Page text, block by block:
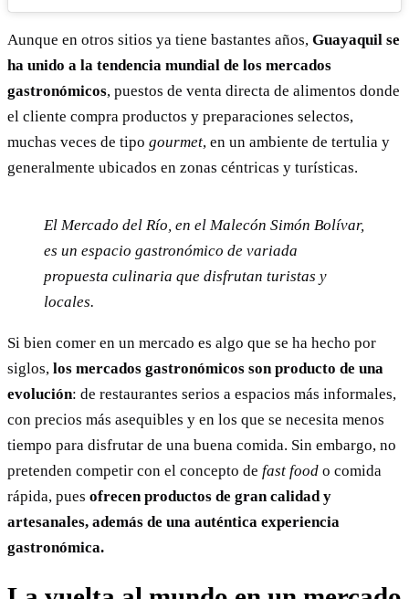
Aunque en otros sitios ya tiene bastantes años, Guayaquil se
ha unido a la tendencia mundial de los mercados
gastronómicos, puestos de venta directa de alimentos donde
el cliente compra productos y preparaciones selectos,
muchas veces de tipo gourmet, en un ambiente de tertulia y
generalmente ubicados en zonas céntricas y turísticas.
El Mercado del Río, en el Malecón Simón Bolívar,
es un espacio gastronómico de variada
propuesta culinaria que disfrutan turistas y
locales.
Si bien comer en un mercado es algo que se ha hecho por
siglos, los mercados gastronómicos son producto de una
evolución: de restaurantes serios a espacios más informales,
con precios más asequibles y en los que se necesita menos
tiempo para disfrutar de una buena comida. Sin embargo, no
pretenden competir con el concepto de fast food o comida
rápida, pues ofrecen productos de gran calidad y
artesanales, además de una auténtica experiencia
gastronómica.